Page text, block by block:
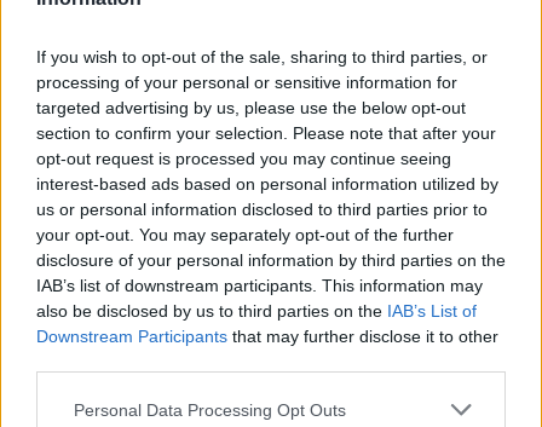
If you wish to opt-out of the sale, sharing to third parties, or
processing of your personal or sensitive information for
targeted advertising by us, please use the below opt-out
section to confirm your selection. Please note that after your
opt-out request is processed you may continue seeing
interest-based ads based on personal information utilized by
us or personal information disclosed to third parties prior to
your opt-out. You may separately opt-out of the further
disclosure of your personal information by third parties on the
IAB’s list of downstream participants. This information may
also be disclosed by us to third parties on the IAB’s List of
Downstream Participants that may further disclose it to other
Please note that this website/app uses one or more Google
Personal Data Processing Opt Outs
ενημερωθείτε πρώτοι για όλη την ειδησεογραφία και τα
Πιο δημοφιλή
1 Σοκαριστική υπόθεση στην Κρήτη:
Τουρίστας ρωτούσε πόσο να πληρώσει για
να ασελγήσει σε 10χρονο κορίτσι - Το παιδί
καθόταν αμέριμνο σε αυλή επιχείρησης
2Δεν ήταν μόνο η ταχύτητα που οδήγησε
του οδηγού» λέει πραγματογνώμονας